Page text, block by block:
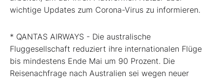
wichtige Updates zum Corona-Virus zu informieren.
* QANTAS AIRWAYS - Die australische
Fluggesellschaft reduziert ihre internationalen Flüge
bis mindestens Ende Mai um 90 Prozent. Die
Reisenachfrage nach Australien sei wegen neuer